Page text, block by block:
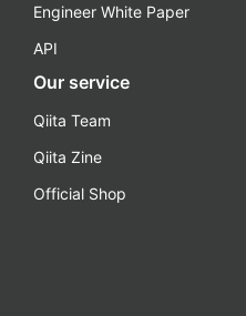
Engineer White Paper
API
Our service
Qiita Team
Qiita Zine
Official Shop